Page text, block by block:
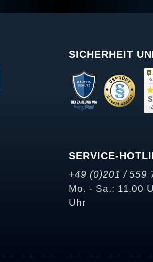
SICHERHEIT
SERVICE-
+49 (0)201 / 559
Mo. - Sa.: 11.00
Uhr